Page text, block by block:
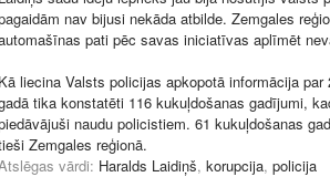
nav bijusi nekāda atbilde. Zemgales
pati pēc savas iniciatīvas aplīmēt
Kā liecina Valsts policijas apkopotā informācija par
tika konstatēti 116 kukuļdošanas gadījumi,
naudu policistiem. 61 kukuļdošanas
Zemgales reģionā.
vārdi: Haralds Laidiņš, korupcija, policija